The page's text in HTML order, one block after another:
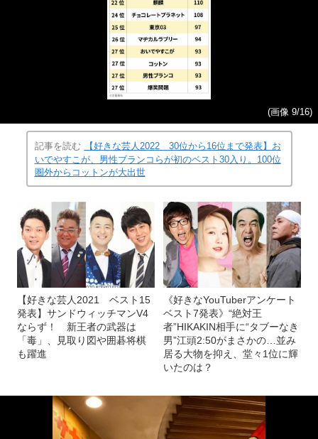
(画像 9/16)
記事を読む
【好きな芸人2022 30位から16位まで発表】お
いでやすこが、男性ブランコらが初のベスト30入り。100位
圏外からコットンが大出世
【好きな芸人2021 ベスト15
発表】サンドウィッチマンV4
ならず！ 新王者の武器は
「毒」、見取り図や囲碁将棋
も躍進
《好きなYouTuberアンケート
ベスト7発表》“絶対王
者”HIKAKIN相手に“タブーなき
男”江頭2:50がまさかの…並み
居る大物を抑え、堂々1位に輝
いたのは？